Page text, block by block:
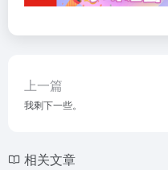
上一篇
我剩下一些。
相关文章